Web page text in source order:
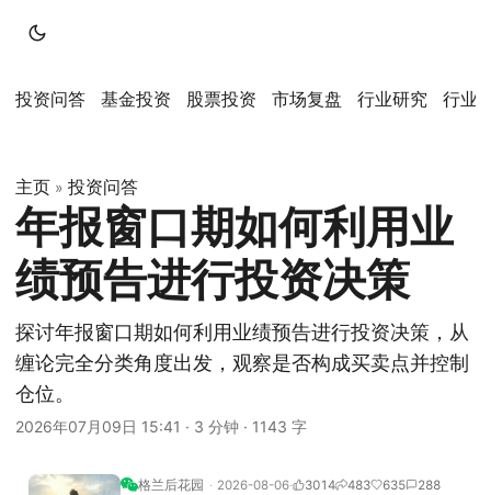
投资问答 基金投资 股票投资 市场复盘 行业研究 行业
主页 » 投资问答
年报窗口期如何利用业
绩预告进行投资决策
探讨年报窗口期如何利用业绩预告进行投资决策，从
缠论完全分类角度出发，观察是否构成买卖点并控制
仓位。
2026年07月09日 15:41 · 3 分钟 · 1143 字
格兰后花园 2026-08-06 3014 483 635 288